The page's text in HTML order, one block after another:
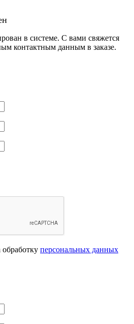
в системе. С вами свяжется
контактным данным в заказе.
обработку персональных данных